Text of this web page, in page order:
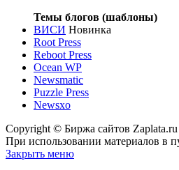
Темы блогов (шаблоны)
ВИСИ Новинка
Root Press
Reboot Press
Ocean WP
Newsmatic
Puzzle Press
Newsxo
Copyright © Биржа сайтов Zaplata.ru
При использовании материалов в
Закрыть меню